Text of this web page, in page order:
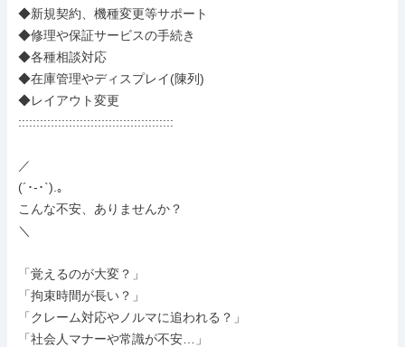
◆新規契約、機種変更等サポート
◆修理や保証サービスの手続き
◆各種相談対応
◆在庫管理やディスプレイ(陳列)
◆レイアウト変更
:::::::::::::::::::::::::::::::::::::::::::
／
(´･-･`).｡
こんな不安、ありませんか？
＼
「覚えるのが大変？」
「拘束時間が長い？」
「クレーム対応やノルマに追われる？」
「社会人マナーや常識が不安…」